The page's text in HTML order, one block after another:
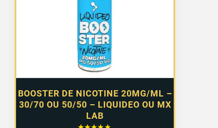
BOOSTER DE NICOTINE 20MG/ML –
30/70 OU 50/50 – LIQUIDEO OU MX
LAB
0,99 €
à
7,99 €